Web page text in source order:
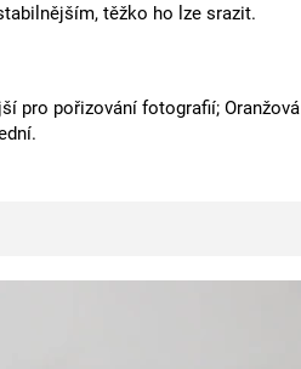
těžko ho lze srazit.
pro pořizování fotografií; Oranžová